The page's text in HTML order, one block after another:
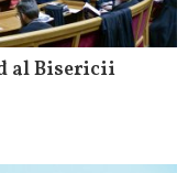
al Bisericii